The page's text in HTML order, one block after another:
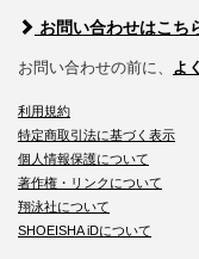
お問い合わせはこち
お問い合わせの前に、 よ
利用規約
特定商取引法に基づく表示
個人情報保護について
著作権・リンクについて
翔泳社について
SHOEISHA iDについて